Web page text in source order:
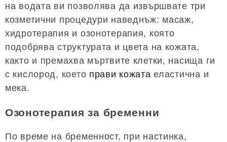
на водата ви позволява да извършвате три
козметични процедури наведнъж: масаж,
хидротерапия и озонотерапия, която
подобрява структурата и цвета на кожата,
както и премахва мъртвите клетки, насища ги
с кислород, което прави кожата еластична и
мека.
Озонотерапия за бременни
По време на бременност, при настинка,